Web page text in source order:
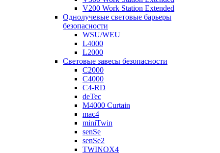
V200 Work Station Extended
Однолучевые световые барьеры
безопасности
WSU/WEU
L4000
L2000
Световые завесы безопасности
C2000
C4000
C4-RD
deTec
M4000 Curtain
mac4
miniTwin
senSe
senSe2
TWINOX4